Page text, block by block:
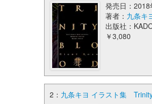
発売日：2018
著者： 九条キ
出版社：
￥3,080
2： 九条キヨ イラスト集